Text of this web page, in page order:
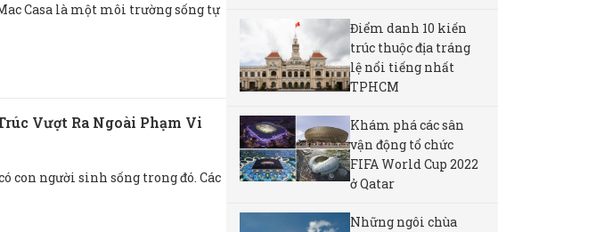
Casa là một môi trường sống tự
Vượt Ra Ngoài Phạm Vi
con người sinh sống trong đó. Các
Điểm danh 10 kiến
trúc thuộc địa tráng
lệ nổi tiếng nhất
TPHCM
Khám phá các sân
vận động tổ chức
FIFA World Cup 2022
ở Qatar
Những ngôi chùa